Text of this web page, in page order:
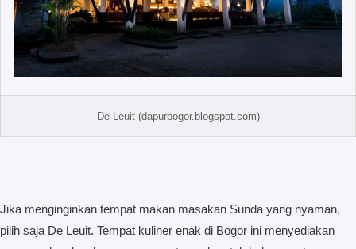
De Leuit (dapurbogor.blogspot.com)
Jika menginginkan tempat makan masakan Sunda yang nyaman,
pilih saja De Leuit. Tempat kuliner enak di Bogor ini menyediakan